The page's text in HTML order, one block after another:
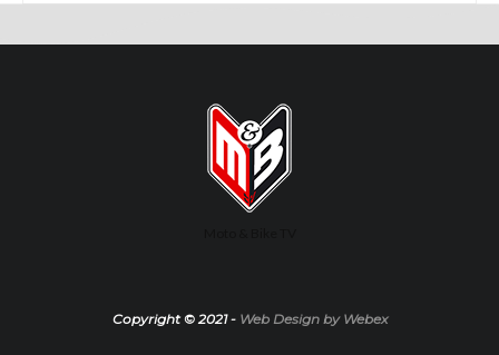
Copyright © 2021 - Web Design by Webex